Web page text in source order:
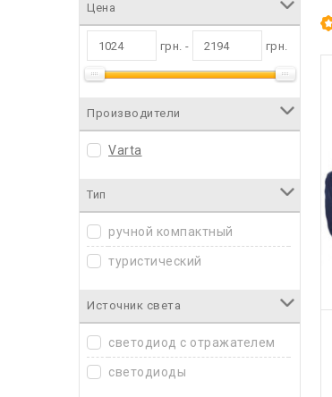
Цена
грн. - грн.
Производители
Varta
Тип
ручной компактный
туристический
Источник света
светодиод с отражателем
светодиоды